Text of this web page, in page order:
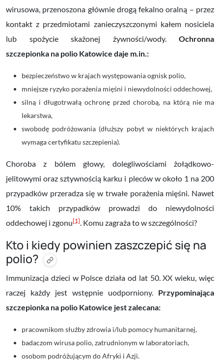
wirusowa, przenoszona głównie drogą fekalno oralną – przez
kontakt z przedmiotami zanieczyszczonymi kałem nosiciela
lub spożycie skażonej żywności/wody. Ochronna
szczepionka na polio Katowice daje m.in.:
bezpieczeństwo w krajach występowania ognisk polio,
mniejsze ryzyko porażenia mięśni i niewydolności oddechowej,
silną i długotrwałą ochronę przed chorobą, na którą nie ma
lekarstwa,
swobodę podróżowania (dłuższy pobyt w niektórych krajach
wymaga certyfikatu szczepienia).
Choroba z bólem głowy, dolegliwościami żołądkowo-
jelitowymi oraz sztywnością karku i pleców w około 1 na 200
przypadków przeradza się w trwałe porażenia mięśni. Nawet
10% takich przypadków prowadzi do niewydolności
oddechowej i zgonu[1]. Komu zagraża to w szczególności?
Kto i kiedy powinien zaszczepić się na
polio?
Immunizacja dzieci w Polsce działa od lat 50. XX wieku, więc
raczej każdy jest wstępnie uodporniony. Przypominająca
szczepionka na polio Katowice jest zalecana:
pracownikom służby zdrowia i/lub pomocy humanitarnej,
badaczom wirusa polio, zatrudnionym w laboratoriach,
osobom podróżującym do Afryki i Azji.